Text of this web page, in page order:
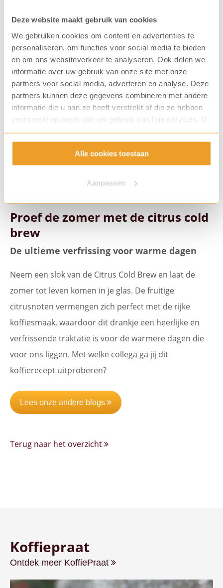
Deze website maakt gebruik van cookies
We gebruiken cookies om content en advertenties te
personaliseren, om functies voor social media te bieden
en om ons websiteverkeer te analyseren. Ook delen we
informatie over uw gebruik van onze site met onze
partners voor social media, adverteren en analyse. Deze
partners kunnen deze gegevens combineren met andere
informatie die u aan ze heeft verstrekt of die ze hebben
verzameld op basis van uw gebruik van hun services. U
gaat akkoord met onze cookies als u onze website blijft
gebruiken.
Alle cookies toestaan
Aanpassen
Proef de zomer met de citrus cold
brew
De ultieme verfrissing voor warme dagen
Neem een slok van de Citrus Cold Brew en laat de
zomer tot leven komen in je glas. De fruitige
citrusnoten vermengen zich perfect met de rijke
koffiesmaak, waardoor dit drankje een heerlijke en
verfrissende traktatie is voor de warmere dagen die
voor ons liggen. Met welke collega ga jij dit
koffierecept uitproberen?
Lees onze andere blogs
Terug naar het overzicht
Koffiepraat
Ontdek meer KoffiePraat